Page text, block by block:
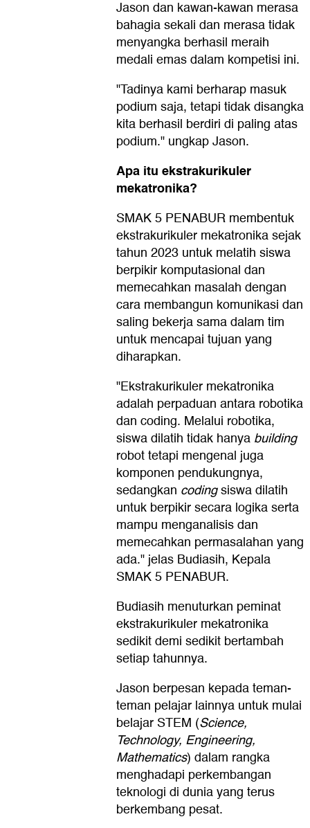
Jason dan kawan-kawan merasa
bahagia sekali dan merasa tidak
menyangka berhasil meraih
medali emas dalam kompetisi ini.
"Tadinya kami berharap masuk
podium saja, tetapi tidak disangka
kita berhasil berdiri di paling atas
podium." ungkap Jason.
Apa itu ekstrakurikuler
mekatronika?
SMAK 5 PENABUR membentuk
ekstrakurikuler mekatronika sejak
tahun 2023 untuk melatih siswa
berpikir komputasional dan
memecahkan masalah dengan
cara membangun komunikasi dan
saling bekerja sama dalam tim
untuk mencapai tujuan yang
diharapkan.
"Ekstrakurikuler mekatronika
adalah perpaduan antara robotika
dan coding. Melalui robotika,
siswa dilatih tidak hanya building
robot tetapi mengenal juga
komponen pendukungnya,
sedangkan codingsiswa dilatih
untuk berpikir secara logika serta
mampu menganalisis dan
memecahkan permasalahan yang
ada." jelas Budiasih, Kepala
SMAK 5 PENABUR.
Budiasih menuturkan peminat
ekstrakurikuler mekatronika
sedikit demi sedikit bertambah
setiap tahunnya.
Jason berpesan kepada teman-
teman pelajar lainnya untuk mulai
belajar STEM (Science,
Technology, Engineering,
Mathematics) dalam rangka
menghadapi perkembangan
teknologi di dunia yang terus
berkembang pesat.